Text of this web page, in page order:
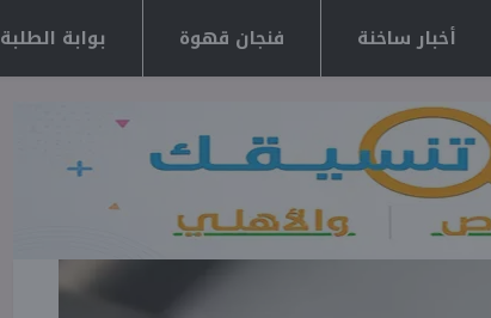
أخبار ساخنة فنجان قهوة بوابة الطلبة